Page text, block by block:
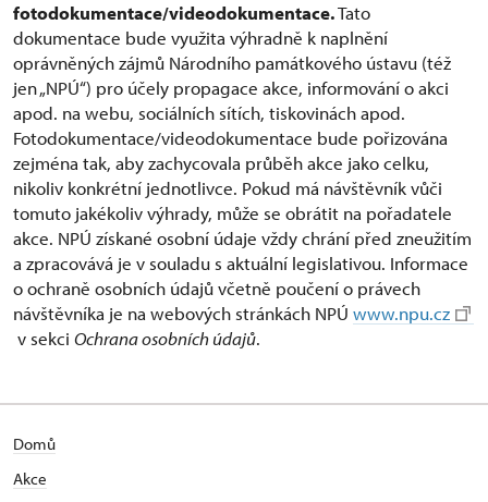
fotodokumentace/videodokumentace.Tato
dokumentace bude využita výhradně k naplnění
oprávněných zájmů Národního památkového ústavu (též
jen „NPÚ“) pro účely propagace akce, informování o akci
apod. na webu, sociálních sítích, tiskovinách apod.
Fotodokumentace/videodokumentace bude pořizována
zejména tak, aby zachycovala průběh akce jako celku,
nikoliv konkrétní jednotlivce. Pokud má návštěvník vůči
tomuto jakékoliv výhrady, může se obrátit na pořadatele
akce. NPÚ získané osobní údaje vždy chrání před zneužitím
a zpracovává je v souladu s aktuální legislativou. Informace
o ochraně osobních údajů včetně poučení o právech
návštěvníka je na webových stránkách NPÚ www.npu.cz
v sekci Ochrana osobních údajů.
Domů
Akce